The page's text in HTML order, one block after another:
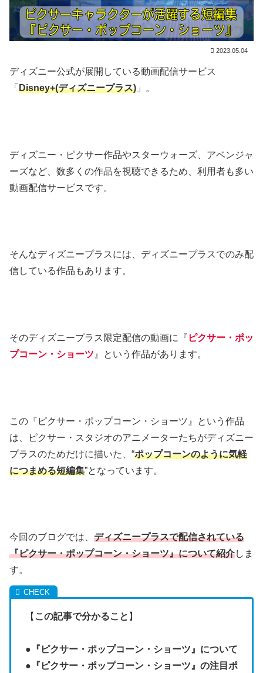
2023.05.04
ディズニー公式が展開している動画配信サービス
「 Disney+(ディズニープラス) 」。
ディズニー・ピクサー作品やスターウォーズ、アベンジャ
ーズなど、数多くの作品を視聴できるため、利用者も多い
動画配信サービスです。
そんなディズニープラスには、ディズニープラスでのみ配
信している作品もあります。
そのディズニープラス限定配信の動画に『 ピクサー・ポッ
プコーン・ショーツ 』という作品があります。
この『ピクサー・ポップコーン・ショーツ』という作品
は、ピクサー・スタジオのアニメーターたちがディズニー
プラスのためだけに描いた、“ポップコーンのように気軽
につまめる短編集”となっています。
今回のブログでは、 ディズニープラスで配信されている
『ピクサー・ポップコーン・ショーツ』について紹介しま
す。
【 この記事で分かること 】
● 『ピクサー・ポップコーン・ショーツ』について
● 『ピクサー・ポップコーン・ショーツ』の注目ポ